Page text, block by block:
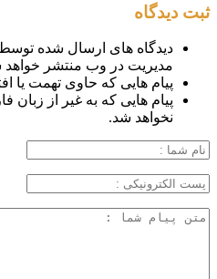
ثبت دیدگاه
دیدگاه های ارسال شده
مدیریت در وب منتشر خواهد
پیام هایی که حاوی تهمت یا
پیام هایی که به غیر از زبان
نخواهد شد.